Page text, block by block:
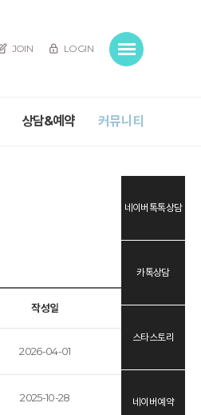
JOIN LOGIN
상담&예약 커뮤니티
작성일
2026-04-01
2025-10-28
네이버톡톡상담
카톡상담
스타스토리
네이버예약